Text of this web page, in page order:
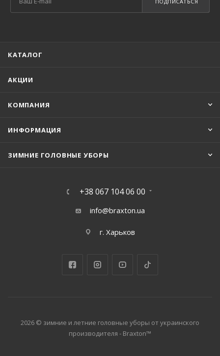
КАТАЛОГ
АКЦИИ
КОМПАНИЯ
ИНФОРМАЦИЯ
ЗИМНИЕ ГОЛОВНЫЕ УБОРЫ
+38 067 104 06 00
info@braxton.ua
г. Харьков
2026 © зимние и летние головные уборы от украинского
производителя - Braxton™